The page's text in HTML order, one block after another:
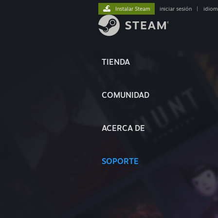
TIENDA
COMUNIDAD
ACERCA DE
SOPORTE
Instalar Steam iniciar sesión